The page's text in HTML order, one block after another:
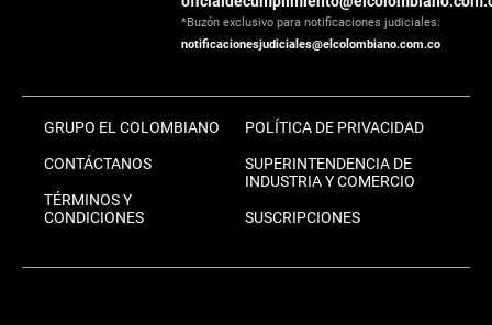
*Buzón exclusivo para notificaciones judiciales:
notificacionesjudiciales@elcolombiano.com.co
GRUPO EL COLOMBIANO
CONTÁCTANOS
TÉRMINOS Y
CONDICIONES
POLÍTICA DE PRIVACIDAD
SUPERINTENDENCIA DE
INDUSTRIA Y COMERCIO
SUSCRIPCIONES